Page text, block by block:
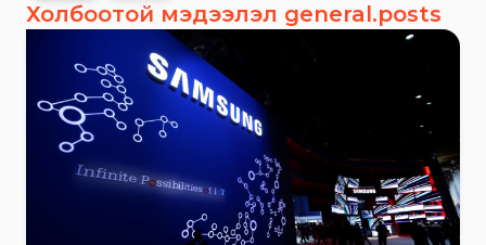
Холбоотой мэдээлэл general.posts